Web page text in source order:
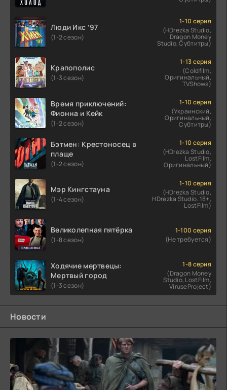
Люди Икс ’97
(1-2 сезон)
1-10 серия
(HDrezka Studio,
Dragon Money
Studio, Субтитры)
Крапополис
(1-3 сезон)
1-13 серия
(Coldfilm,
Оригинальный,
TVShows)
Время приключений:
Фионна и Кейк
(1-2 сезон)
1-10 серия
(Украинский,
Оригинальный,
Субтитры)
Бэтмен: Крестоносец в
плаще
(1-2 сезон)
1-10 серия
(HDrezka Studio,
LostFilm,
Оригинальный)
Мэр Кингстауна
(1-4 сезон)
1-10 серия
(HDrezka Studio,
HDrezka Studio. 18+,
LostFilm)
Великолепная пятёрка
(1-8 сезон)
1-100 серия
(Не требуется)
Ходячие мертвецы:
Мертвый город
(1-3 сезон)
1-8 серия
(Dragon Money
Studio, LostFilm,
ViruseProject)
Новости